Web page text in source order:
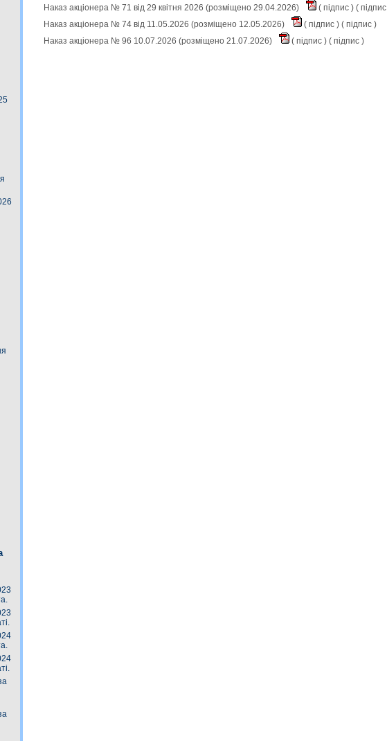
Наказ акціонера № 71 від 29 квітня 2026 (розміщено 29.04.2026)
( підпис ) ( підпис
Наказ акціонера № 74 від 11.05.2026 (розміщено 12.05.2026)
( підпис ) ( підпис )
Наказ акціонера № 96 10.07.2026 (розміщено 21.07.2026)
( підпис ) ( підпис )